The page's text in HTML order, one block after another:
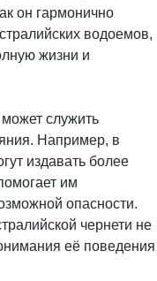
он гармонично
водоемов,
жизни и
может служить
Например, в
издавать более
им
опасности.
чернети не
её поведения